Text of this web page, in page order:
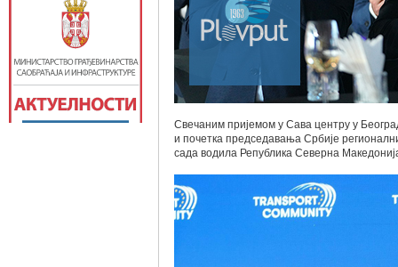
Свечаним пријемом у Сава центру у
и почетка председавања Србије
сада водила Република Северна